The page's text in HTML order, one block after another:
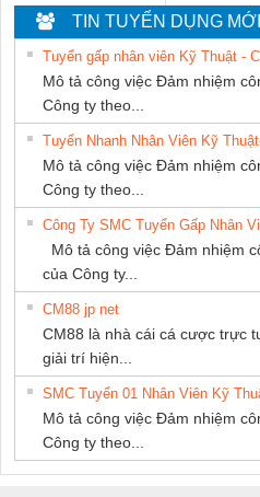
DONG THANH
MARINE
SUPPLY
TIN TUYỂN DỤNG MỚI
Tuyển gấp nhân viên Kỹ Thuật -
Mô tả công việc Đảm nhiệm
Công ty theo...
Tuyển Nhanh Nhân Viên Kỹ
Mô tả công việc Đảm nhiệm
Công ty theo...
Công Ty SMC Tuyển Gấp Nhân
Mô tả công việc Đảm nhiệm
của Công ty...
CM88 jp net
CM88 là nhà cái cá cược trực
giải trí hiện...
SMC Tuyển 01 Nhân Viên Kỹ
Mô tả công việc Đảm nhiệm
Công ty theo...